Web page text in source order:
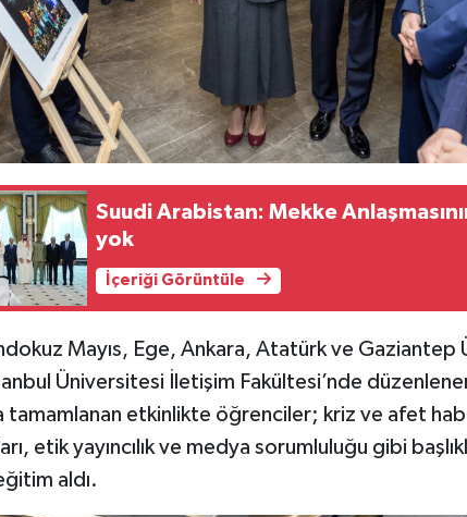
Suudi Arabistan: Mekke
yok
İçeriği Görüntüle
Mayıs, Ege, Ankara, Atatürk ve Gaziantep
Üniversitesi İletişim Fakültesi’nde
tamamlanan etkinlikte öğrenciler; kriz ve afet
etik yayıncılık ve medya sorumluluğu gibi
aldı.